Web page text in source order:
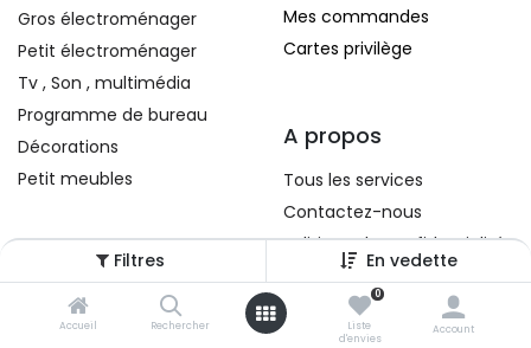
Filtres En vedette
Accueil Rechercher
0
Liste
d'envies
Account
Gros électroménager
Petit électroménager
Tv , Son , multimédia
Programme de bureau
Décorations
Petit meubles
Mes commandes
Cartes privilège
A propos
Tous les services
Contactez-nous
Politique de confidentialité
Conditions d'utilisation